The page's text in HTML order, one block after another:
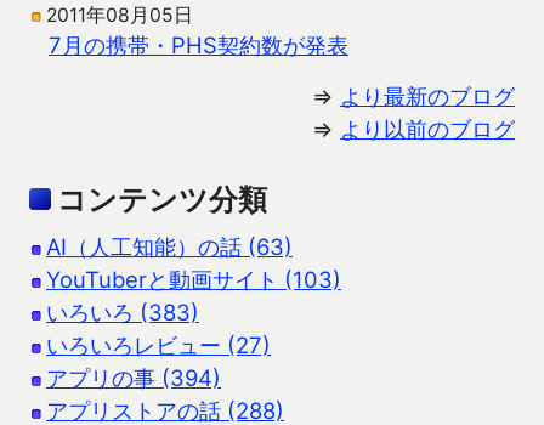
2011年08月05日
7月の携帯・PHS契約数が発表
⇒ より最新のブログ
⇒ より以前のブログ
コンテンツ分類
AI（人工知能）の話 (63)
YouTuberと動画サイト (103)
いろいろ (383)
いろいろレビュー (27)
アプリの事 (394)
アプリストアの話 (288)